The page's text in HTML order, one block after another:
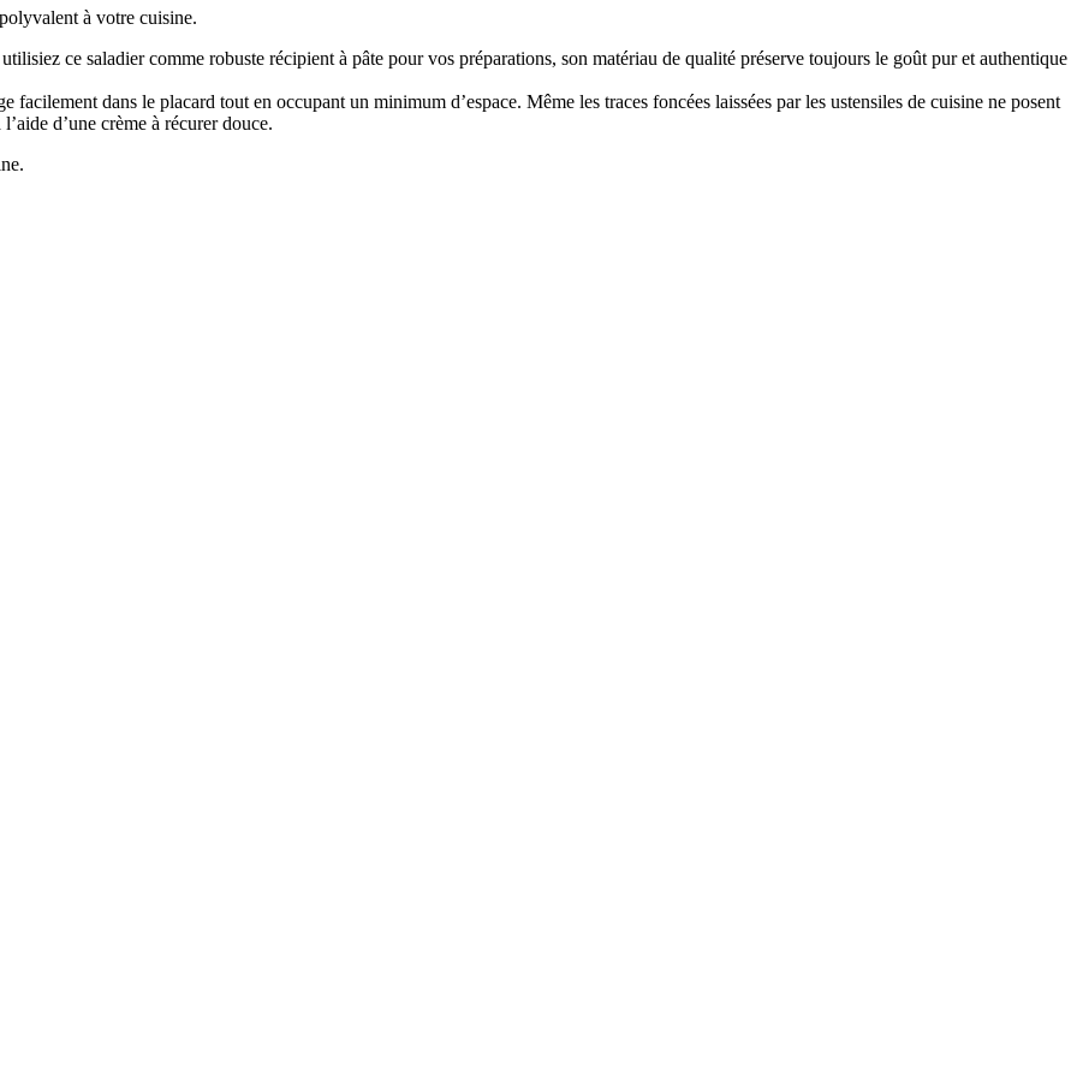
à votre cuisine.
ce saladier comme robuste récipient à pâte pour vos préparations, son matériau de qualité préserve toujours le goût pur et authentique
dans le placard tout en occupant un minimum d’espace. Même les traces foncées laissées par les ustensiles de cuisine ne posent
d’une crème à récurer douce.